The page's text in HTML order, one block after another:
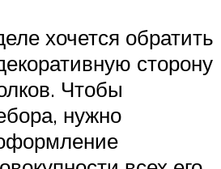
хочется обратить
сторону
Чтобы
нужно